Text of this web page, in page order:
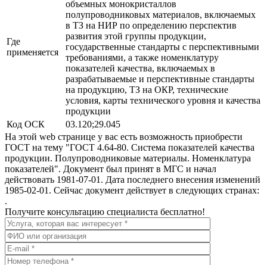
Где
применяется
объемных монокристаллов
полупроводниковых материалов, включаемых
в ТЗ на НИР по определению перспектив
развития этой группы продукции,
государственные стандарты с перспективными
требованиями, а также номенклатуру
показателей качества, включаемых в
разрабатываемые и перспективные стандарты
на продукцию, ТЗ на ОКР, технические
условия, карты технического уровня и качества
продукции
Код ОСК
03.120;29.045
На этой web странице у вас есть возможность приобрести
ГОСТ на тему "ГОСТ 4.64-80. Система показателей качества
продукции. Полупроводниковые материалы. Номенклатура
показателей". Документ был принят в МГС и начал
действовать 1981-07-01. Дата последнего внесения изменений
1985-02-01. Сейчас документ действует в следующих странах:
.
Получите консультацию специалиста бесплатно!